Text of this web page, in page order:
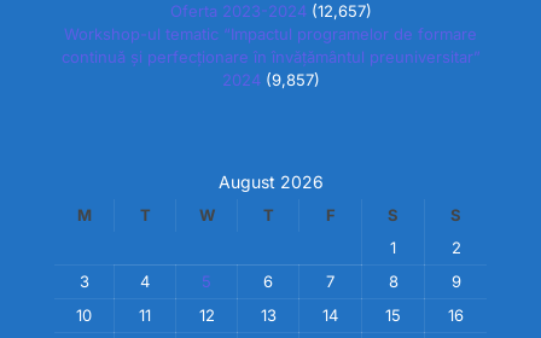
Oferta 2023-2024 (12,657)
Workshop-ul tematic “Impactul programelor de formare
continuă și perfecționare în învățământul preuniversitar”
2024 (9,857)
August 2026
M T W T F S
S
1
2
3
4 5 6 7 8
9
10
11 12 13 14 15
16